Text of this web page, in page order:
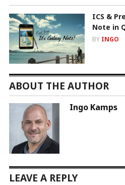
ICS &
Note in
BY INGO
ABOUT THE AUTHOR
Ingo Kamps
LEAVE A REPLY